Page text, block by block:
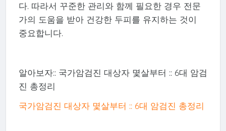
다. 따라서 꾸준한 관리와 함께 필요한 경우 전문
가의 도움을 받아 건강한 두피를 유지하는 것이
중요합니다.
알아보자:: 국가암검진 대상자 몇살부터 :: 6대 암검
진 총정리
국가암검진 대상자 몇살부터 :: 6대 암검진 총정리